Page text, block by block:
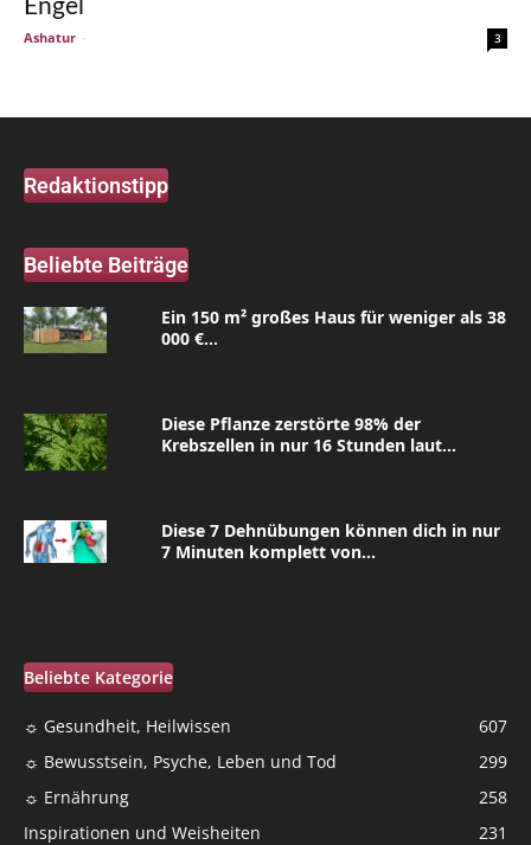
Engel
Ashatur - 3
Redaktionstipp
Beliebte Beiträge
Ein 150 m² großes Haus für weniger als 38
000 €...
Diese Pflanze zerstörte 98% der
Krebszellen in nur 16 Stunden laut...
Diese 7 Dehnübungen können dich in nur
7 Minuten komplett von...
Beliebte Kategorie
☼ Gesundheit, Heilwissen
607
☼ Bewusstsein, Psyche, Leben und Tod
299
☼ Ernährung
258
Inspirationen und Weisheiten
231